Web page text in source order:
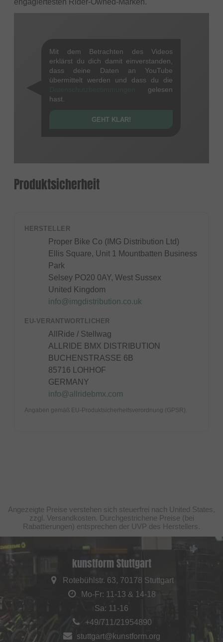
engagiertesten Rider-Owned-Marken.
Mit dem Betrachten des Videos
erklärst du dich damit einverstanden,
dass deine Daten an YouTube
übermittelt werden und dass du die
gelesen
hast.
GEHT KLAR!
Produktsicherheit
HERSTELLER
Proper Bike Co (IMG Distribution Ltd)
Ellis Square, Unit 1 Mountbatten Business
Park
Selsey PO20 0AY, West Sussex
United Kingdom
info@imgdistribution.co.uk
EU-VERANTWORTLICHER
AllRide / Stellwag
ALLRIDE BMX DISTRIBUTION
BUCHENSTRASSE 6B
85716 LOHHOF
GERMANY
info@allridebmx.com
Angaben gemäß EU-Produktsicherheitsverordnung (GPSR).
Angezeigte Preise verstehen sich steuerfrei nach United States,
zzgl. Versandkosten. Durchgestrichene Preise (bei
Rabattierungen) entsprechen der UVP des Herstellers.
kunstform Stuttgart
Rotebühlstr. 63, 70178 Stuttgart
Mo-Fr: 11-13 & 14-18
Sa: 11-16
+49/711/21954890
stuttgart@kunstform.org